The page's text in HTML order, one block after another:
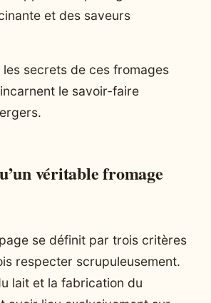
et des saveurs
secrets de ces fromages
le savoir-faire
véritable fromage
se définit par trois critères
respecter scrupuleusement.
lait et la fabrication du